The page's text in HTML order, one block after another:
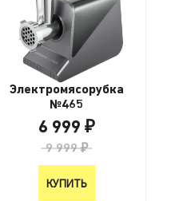
Электромясорубка
№465
6 999 ₽
9 999 ₽
КУПИТЬ